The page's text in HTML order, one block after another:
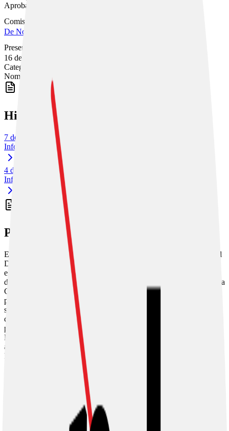
Aprobado
Comisión
De Nombramientos
Presentado
16 de julio de 2018
Categorías
Nombramientos
Histórico de Textos
7 de febrero de 2019
Informe de Mayoría
4 de marzo de 2019
Informe de Minoría
Propósito del Proyecto
El Magistrado de la Sala Tercera de la Corte Suprema de Justicia, el
Dr. Carlos Chinchilla Sandí, tras cumplir con los requisitos
establecidos decidió acogerse al beneficio de la jubilación a partir
del 16 de julio de 2018. Así lo comunicó el entonces presidente de la
Corte a la Presidenta de la Asamblea Legislativa. En la sesión
plenaria N° 40, celebrada el 19 de julio se mocionó para que los
señores Diputados y señoras Diputadas realizaran un debate
consensuado para discutir los temas de la Sala Tercera y en etapa
posterior se dispuso el traslado de este asunto a la Comisión
Permanente Especial de Nombramientos a fin de proceder conforme
al derecho de la Constitución Política y a las disposiciones del
Reglamento de la Asamblea Legislativa sobre la materia.
Firma Principal